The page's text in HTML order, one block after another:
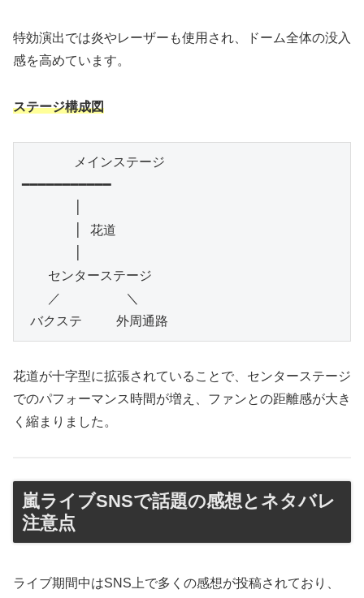
特効演出では炎やレーザーも使用され、ドーム全体の没入
感を高めています。
ステージ構成図
メインステージ
━━━━━━━━━━━
│ 花道
センターステージ
／　　　　　＼
バクステ　　 外周通路
花道が十字型に拡張されていることで、センターステージ
でのパフォーマンス時間が増え、ファンとの距離感が大き
く縮まりました。
嵐ライブSNSで話題の感想とネタバレ
注意点
ライブ期間中はSNS上で多くの感想が投稿されており、